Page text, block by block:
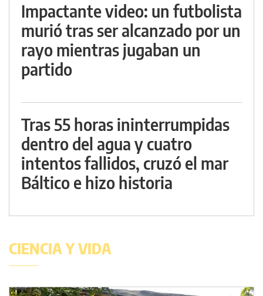
Impactante video: un futbolista
murió tras ser alcanzado por un
rayo mientras jugaban un
partido
Tras 55 horas ininterrumpidas
dentro del agua y cuatro
intentos fallidos, cruzó el mar
Báltico e hizo historia
CIENCIA Y VIDA